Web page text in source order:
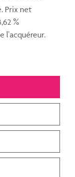
Prix net
%
l'acquéreur.